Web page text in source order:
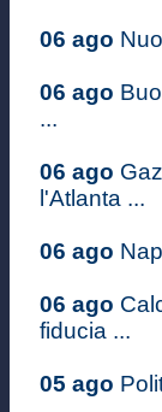
06 ago
06 ago
...
06 ago
l'Atlanta ...
06 ago
06 ago
fiducia ...
05 ago